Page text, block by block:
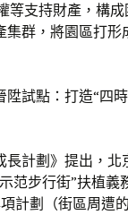
等支持財產，構
集群，將園區打形
陞試點：打造“四
長計劃》提出，北
范步行街”扶植義
計劃（街區周遭